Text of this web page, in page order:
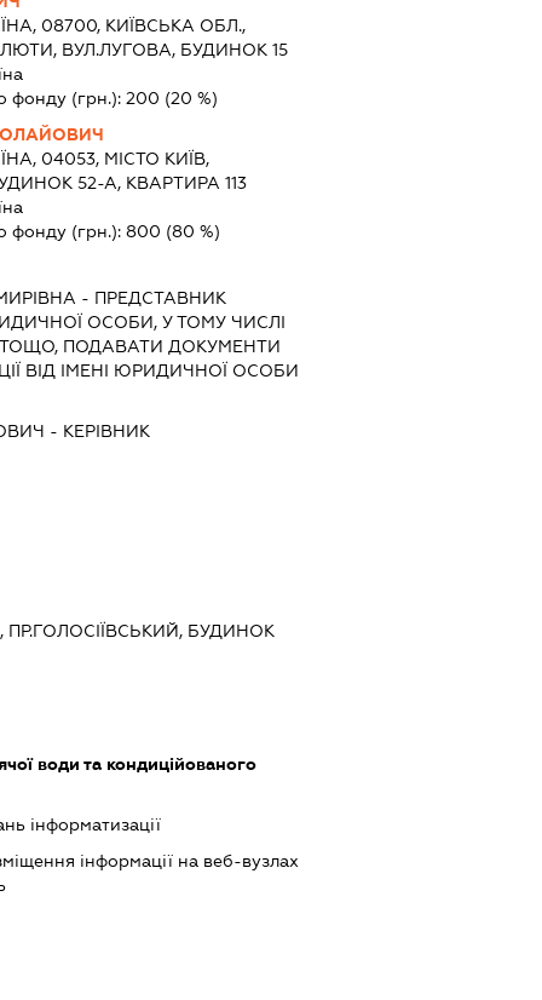
08700, КИЇВСЬКА ОБЛ.,
ВУЛ.ЛУГОВА, БУДИНОК 15
фонду (грн.):200 (20 %)
04053, МІСТО КИЇВ,
52-А, КВАРТИРА 113
фонду (грн.):800 (80 %)
- ПРЕДСТАВНИК
ОСОБИ, У ТОМУ ЧИСЛІ
ПОДАВАТИ ДОКУМЕНТИ
ВІД ІМЕНІ ЮРИДИЧНОЇ ОСОБИ
- КЕРІВНИК
ПР.ГОЛОСІЇВСЬКИЙ, БУДИНОК
води та кондиційованого
інформатизації
інформації на веб-вузлах